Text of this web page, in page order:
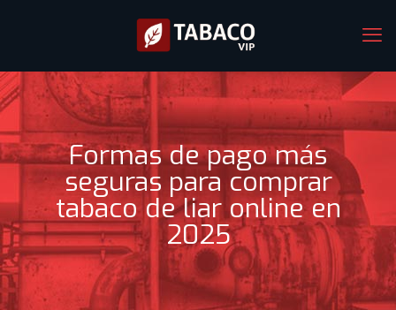
Formas de pago más
seguras para comprar
tabaco de liar online en
2025